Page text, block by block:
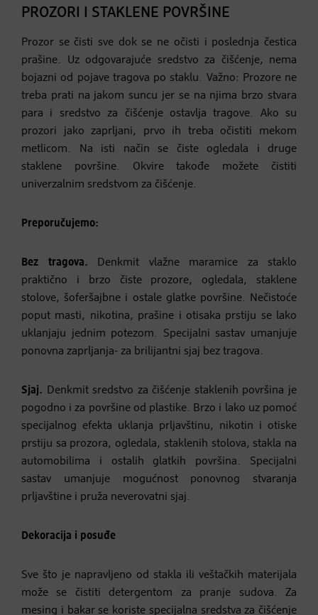
PROZORI I STAKLENE POVRŠINE
Prozor se čisti sve dok se ne očisti i poslednja čestica
prašine. Uz odgovarajuće sredstvo za čišćenje, nema
bojazni od pojave tragova po staklu. Važno: Prozore ne
treba prati na jakom suncu jer se na njima brzo stvara
para i sredstvo za čišćenje ostavlja tragove. Ako su
prozori jako zaprljani, prvo ih treba očistiti mekom
metlicom. Na isti način se čiste ogledala i druge
staklene površine. Okvire takođe možete čistiti
univerzalnim sredstvom za čišćenje.
Preporučujemo:
Bez tragova.
Denkmit vlažne maramice za staklo
praktično i brzo čiste prozore, ogledala, staklene
stolove, šoferšajbne i ostale glatke površine. Nečistoće
poput masti, nikotina, prašine i otisaka prstiju se lako
uklanjaju jednim potezom. Specijalni sastav umanjuje
ponovna zaprljanja- za brilijantni sjaj bez tragova.
Sjaj.
Denkmit sredstvo za čišćenje staklenih površina je
pogodno i za površine od plastike. Brzo i lako uz pomoć
specijalnog efekta uklanja prljavštinu, nikotin i otiske
prstiju sa prozora, ogledala, staklenih stolova, stakla na
automobilima i ostalih glatkih površina. Specijalni
sastav umanjuje mogućnost ponovnog stvaranja
prljavštine i pruža neverovatni sjaj.
Dekoracija i posuđe
Sve što je napravljeno od stakla ili veštačkih materijala
može se čistiti detergentom za pranje sudova. Za
mesing i bakar se koriste specijalna sredstva za čišćenje